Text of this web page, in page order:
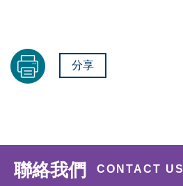
分享
聯絡我們 CONTACT US